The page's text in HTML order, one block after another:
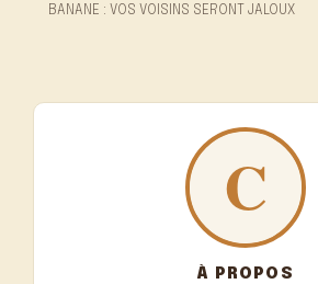
BANANE : VOS VOISINS SERONT JALOUX
À PROPOS